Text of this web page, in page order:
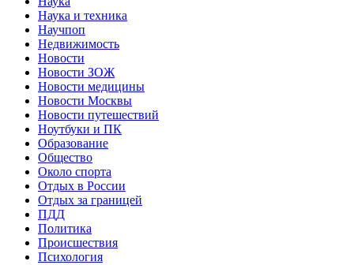
Наука и техника
Научпоп
Недвижимость
Новости
Новости ЗОЖ
Новости медицины
Новости Москвы
Новости путешествий
Ноутбуки и ПК
Образование
Общество
Около спорта
Отдых в России
Отдых за границей
ПДД
Политика
Происшествия
Психология